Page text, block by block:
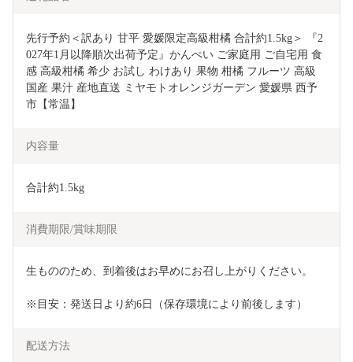
先行予約＜訳あり 甘平 愛媛限定高級柑橘 合計約1.5kg＞ 『2
027年1月以降順次出荷予定』かんぺい ご家庭用 ご自宅用 食
感 高級柑橘 希少 お試し わけあり 果物 柑橘 フルーツ 高級
国産 果汁 産地直送 ミヤモトオレンジガーデン 愛媛県 西予
市【常温】
内容量
合計約1.5kg
消費期限/賞味期限
生もののため、到着後はお早めにお召し上がりください。
※目安：発送日より約6日（保存環境により前後します）
配送方法